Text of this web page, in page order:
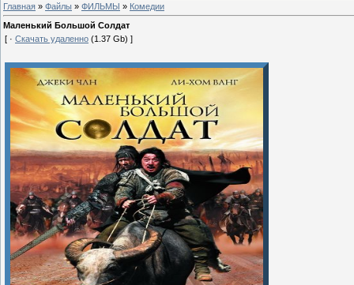
Главная » Файлы » ФИЛЬМЫ » Комедии
Маленький Большой Солдат
[ · Скачать удаленно (1.37 Gb) ]